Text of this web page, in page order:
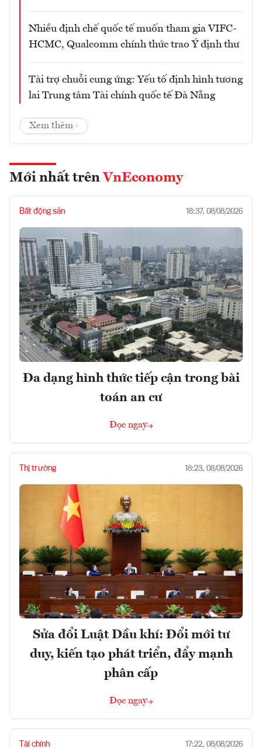
Nhiều định chế quốc tế muốn tham gia VIFC-
HCMC, Qualcomm chính thức trao Ý định thư
Tài trợ chuỗi cung ứng: Yếu tố định hình tương
lai Trung tâm Tài chính quốc tế Đà Nẵng
Xem thêm
Mới nhất trên VnEconomy
Bất động sản 18:37, 08/08/2026
Đa dạng hình thức tiếp cận trong bài
toán an cư
Đọc ngay
Thị trường 18:23, 08/08/2026
Sửa đổi Luật Dầu khí: Đổi mới tư
duy, kiến tạo phát triển, đẩy mạnh
phân cấp
Đọc ngay
Tài chính 17:22, 08/08/2026